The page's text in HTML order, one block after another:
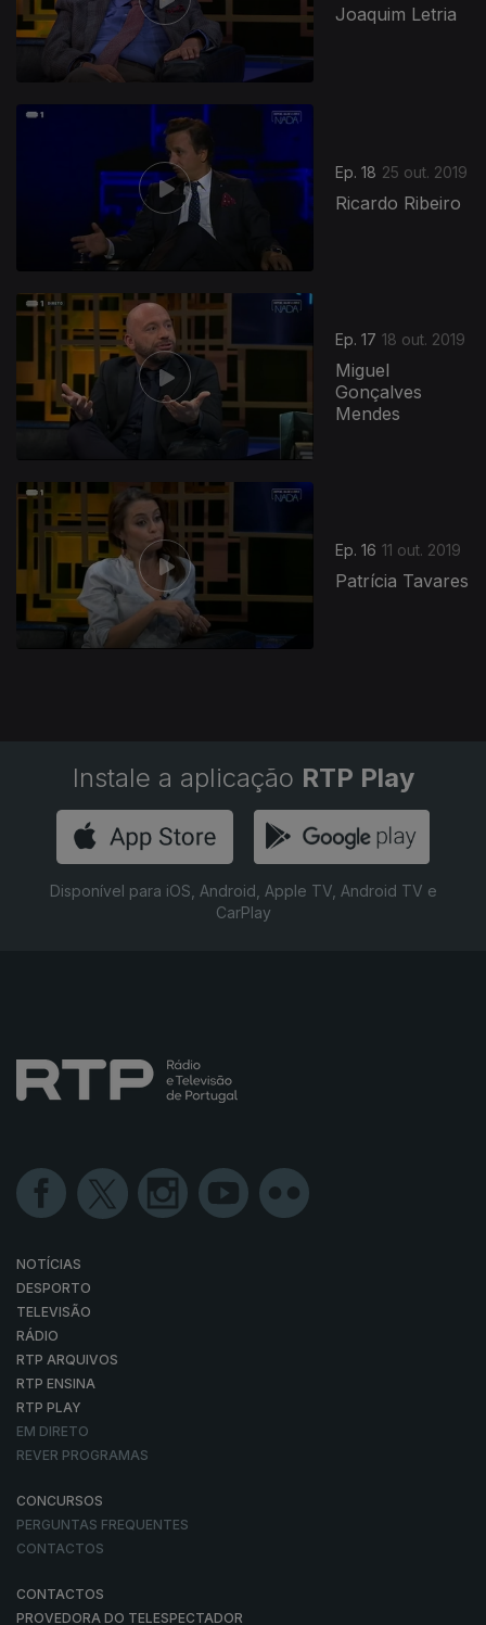
Joaquim Letria
Ep. 18 25 out. 2019
Ricardo Ribeiro
Ep. 17 18 out. 2019
Miguel
Gonçalves
Mendes
Ep. 16 11 out. 2019
Patrícia Tavares
432801
Instale a aplicação RTP Play
Disponível para iOS, Android, Apple TV, Android TV e
CarPlay
NOTÍCIAS
DESPORTO
TELEVISÃO
RÁDIO
RTP ARQUIVOS
RTP ENSINA
RTP PLAY
EM DIRETO
REVER PROGRAMAS
CONCURSOS
PERGUNTAS FREQUENTES
CONTACTOS
CONTACTOS
PROVEDORA DO TELESPECTADOR